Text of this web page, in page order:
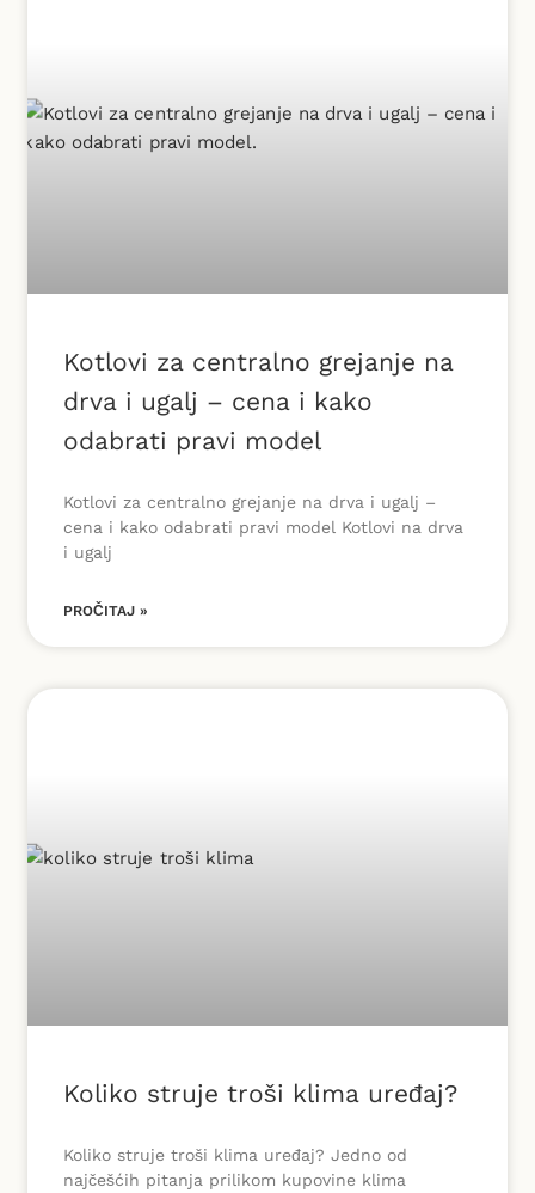
Kotlovi za centralno grejanje na
drva i ugalj – cena i kako
odabrati pravi model
Kotlovi za centralno grejanje na drva i ugalj –
cena i kako odabrati pravi model Kotlovi na drva
i ugalj
PROČITAJ »
Koliko struje troši klima uređaj?
Koliko struje troši klima uređaj? Jedno od
najčešćih pitanja prilikom kupovine klima